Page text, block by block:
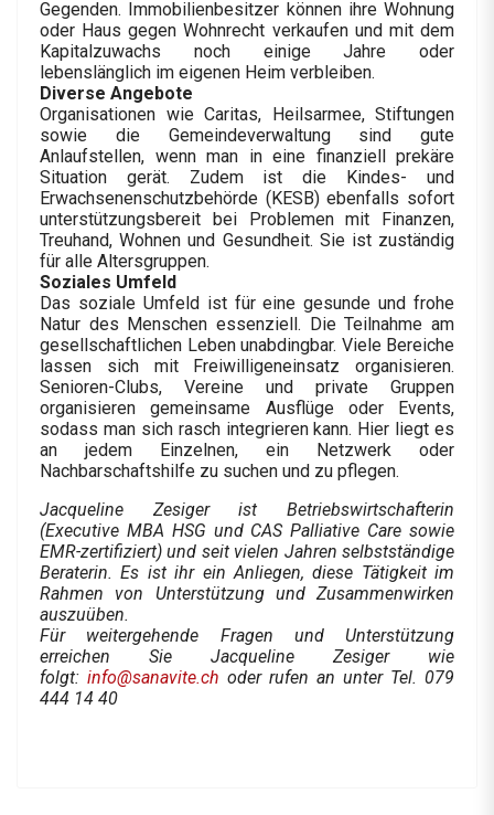
Gegenden. Immobilienbesitzer können ihre Wohnung
oder Haus gegen Wohnrecht verkaufen und mit dem
Kapitalzuwachs noch einige Jahre oder
lebenslänglich im eigenen Heim verbleiben.
Diverse Angebote
Organisationen wie Caritas, Heilsarmee, Stiftungen
sowie die Gemeindeverwaltung sind gute
Anlaufstellen, wenn man in eine finanziell prekäre
Situation gerät. Zudem ist die Kindes- und
Erwachsenenschutzbehörde (KESB) ebenfalls sofort
unterstützungsbereit bei Problemen mit Finanzen,
Treuhand, Wohnen und Gesundheit. Sie ist zuständig
für alle Altersgruppen.
Soziales Umfeld
Das soziale Umfeld ist für eine gesunde und frohe
Natur des Menschen essenziell. Die Teilnahme am
gesellschaftlichen Leben unabdingbar. Viele Bereiche
lassen sich mit Freiwilligeneinsatz organisieren.
Senioren-Clubs, Vereine und private Gruppen
organisieren gemeinsame Ausflüge oder Events,
sodass man sich rasch integrieren kann. Hier liegt es
an jedem Einzelnen, ein Netzwerk oder
Nachbarschaftshilfe zu suchen und zu pflegen.
Jacqueline Zesiger ist Betriebswirtschafterin
(Executive MBA HSG und CAS Palliative Care sowie
EMR-zertifiziert) und seit vielen Jahren selbstständige
Beraterin. Es ist ihr ein Anliegen, diese Tätigkeit im
Rahmen von Unterstützung und Zusammenwirken
auszuüben.
Für weitergehende Fragen und Unterstützung
erreichen Sie Jacqueline Zesiger wie
folgt: info@sanavite.ch oder rufen an unter Tel. 079
444 14 40